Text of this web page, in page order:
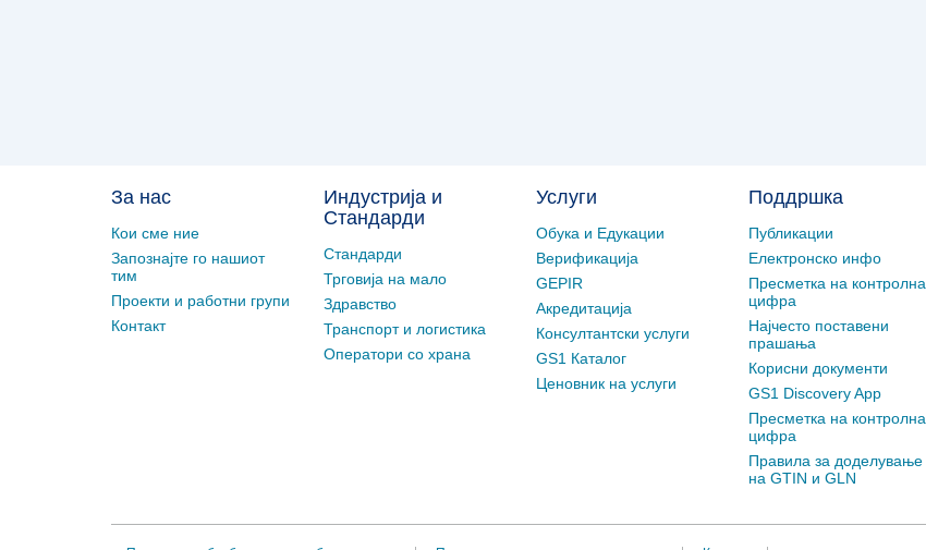
За нас
Кои сме ние
Запознајте го нашиот
тим
Проекти и работни групи
Контакт
Индустрија и
Стандарди
Стандарди
Трговија на мало
Здравство
Транспорт и логистика
Оператори со храна
Услуги
Обука и Едукации
Верификација
GEPIR
Акредитација
Консултантски услуги
GS1 Каталог
Ценовник на услуги
Поддршка
Публикации
Електронско инфо
Пресметка на контролна
цифра
Најчесто поставени
прашања
Корисни документи
GS1 Discovery App
Пресметка на контролна
цифра
Правила за доделување
на GTIN и GLN